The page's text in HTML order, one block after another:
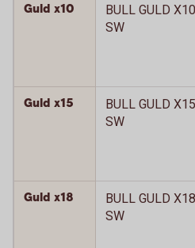
Guld x10
BULL GULD X10
SW
Guld x15
BULL GULD X15
SW
Guld x18
BULL GULD X18
SW